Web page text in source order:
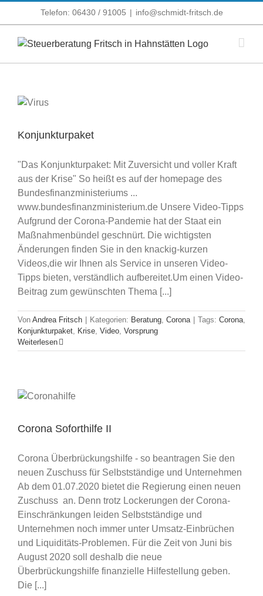
Telefon: 06430 / 91005 | info@schmidt-fritsch.de
Konjunkturpaket
"Das Konjunkturpaket: Mit Zu­ver­sicht und vol­ler Kraft
aus der Kri­se" So heißt es auf der homepage des
Bundesfinanzministeriums ...
www.bundesfinanzministerium.de Unsere Video-Tipps
Aufgrund der Corona-Pandemie hat der Staat ein
Maßnahmenbündel geschnürt. Die wichtigsten
Änderungen finden Sie in den knackig-kurzen
Videos,die wir Ihnen als Service in unseren Video-
Tipps bieten, verständlich aufbereitet.Um einen Video-
Beitrag zum gewünschten Thema [...]
Von Andrea Fritsch Kategorien: Beratung Corona Tags: Corona
Konjunkturpaket
Krise Video Vorsprung
Weiterlesen
Corona Soforthilfe II
Corona Überbrückungshilfe - so beantragen Sie den
neuen Zuschuss für Selbstständige und Unternehmen
Ab dem 01.07.2020 bietet die Regierung einen neuen
Zuschuss an. Denn trotz Lockerungen der Corona-
Einschränkungen leiden Selbstständige und
Unternehmen noch immer unter Umsatz-Einbrüchen
und Liquiditäts-Problemen. Für die Zeit von Juni bis
August 2020 soll deshalb die neue
Überbrückungshilfe finanzielle Hilfestellung geben.
Die [...]